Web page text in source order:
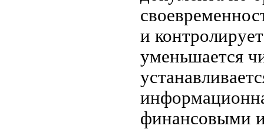
и
уменьшается
финансовыми